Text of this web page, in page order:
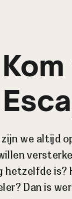
zijn we altijd
hetzelfde is?
Dan is